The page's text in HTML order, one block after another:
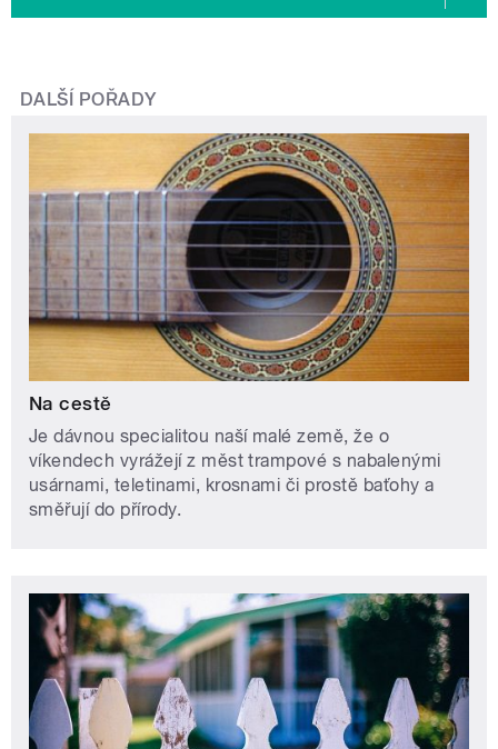
DALŠÍ POŘADY
Na cestě
Je dávnou specialitou naší malé země, že o
víkendech vyrážejí z měst trampové s nabalenými
usárnami, teletinami, krosnami či prostě baťohy a
směřují do přírody.